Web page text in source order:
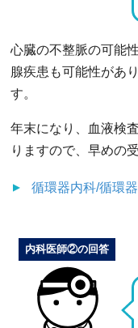
心臓の不整脈の可能
腺疾患も可能性があ
す。
年末になり、血液検
りますので、早めの
循環器内科/循環
内科医師②の回答